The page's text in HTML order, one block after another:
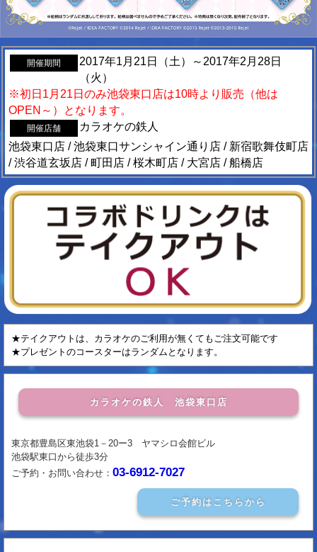
開催期間
2017年1月21日（土）～2017年2月28日
（火）
※初日1月21日のみ池袋東口店は10時より販売（他は
OPEN～）となります。
開催店舗
カラオケの鉄人
池袋東口店 / 池袋東口サンシャイン通り店 / 新宿歌舞伎町店
/ 渋谷道玄坂店 / 町田店 / 桜木町店 / 大宮店 / 船橋店
★テイクアウトは、カラオケのご利用が無くてもご注文可能です
★プレゼントのコースターはランダムとなります。
カラオケの鉄人 池袋東口店
東京都豊島区東池袋1－20ー3 ヤマシロ会館ビル
池袋駅東口から徒歩3分
ご予約・お問い合わせ： 03-6912-7027
ご予約はこちらから